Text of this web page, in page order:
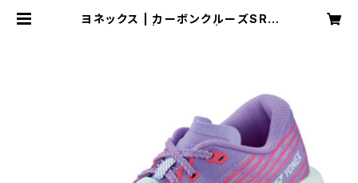
ヨネックス | カーボンクルーズSR |